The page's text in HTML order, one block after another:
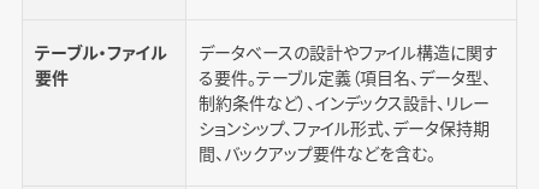
テーブル・ファイル
要件
データベースの設計やファイル構造に関す
る要件。テーブル定義（項目名、データ型、
制約条件など）、インデックス設計、リレー
ションシップ、ファイル形式、データ保持期
間、バックアップ要件などを含む。